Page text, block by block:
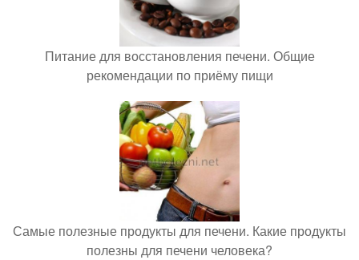
Питание для восстановления печени. Общие
рекомендации по приёму пищи
Самые полезные продукты для печени. Какие продукты
полезны для печени человека?